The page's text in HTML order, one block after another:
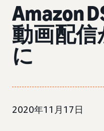
Amazon
動画配
に
2020年11月17日